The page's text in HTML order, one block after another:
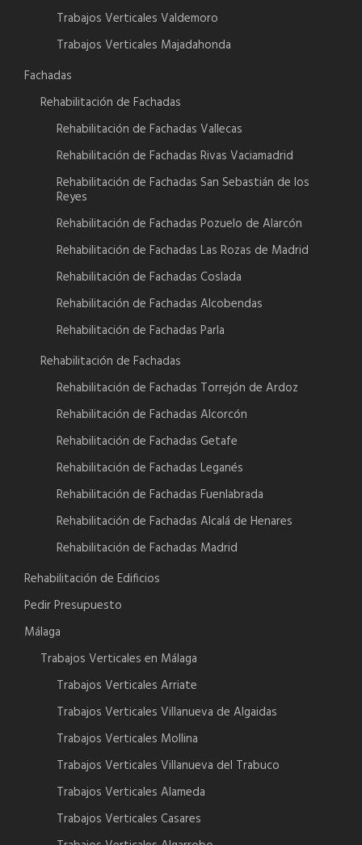
Trabajos Verticales Valdemoro
Trabajos Verticales Majadahonda
Fachadas
Rehabilitación de Fachadas
Rehabilitación de Fachadas Vallecas
Rehabilitación de Fachadas Rivas Vaciamadrid
Rehabilitación de Fachadas San Sebastián de los
Reyes
Rehabilitación de Fachadas Pozuelo de Alarcón
Rehabilitación de Fachadas Las Rozas de Madrid
Rehabilitación de Fachadas Coslada
Rehabilitación de Fachadas Alcobendas
Rehabilitación de Fachadas Parla
Rehabilitación de Fachadas
Rehabilitación de Fachadas Torrejón de Ardoz
Rehabilitación de Fachadas Alcorcón
Rehabilitación de Fachadas Getafe
Rehabilitación de Fachadas Leganés
Rehabilitación de Fachadas Fuenlabrada
Rehabilitación de Fachadas Alcalá de Henares
Rehabilitación de Fachadas Madrid
Rehabilitación de Edificios
Pedir Presupuesto
Málaga
Trabajos Verticales en Málaga
Trabajos Verticales Arriate
Trabajos Verticales Villanueva de Algaidas
Trabajos Verticales Mollina
Trabajos Verticales Villanueva del Trabuco
Trabajos Verticales Alameda
Trabajos Verticales Casares